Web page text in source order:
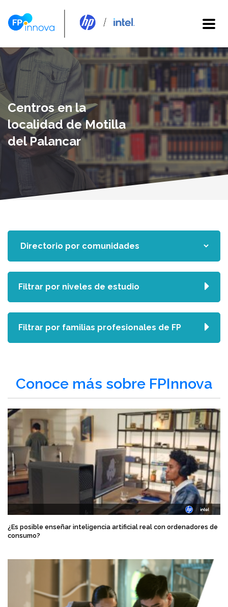
Centros en la
localidad de Motilla
del Palancar
Conoce más sobre FPInnova
¿Es posible enseñar inteligencia artificial real con ordenadores de
consumo?
Filtrar por niveles de estudio
Filtrar por familias profesionales de FP